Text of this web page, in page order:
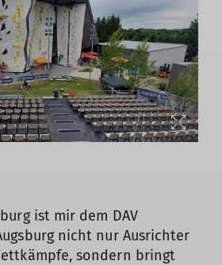
ist mir dem DAV
nicht nur Ausrichter
sondern bringt